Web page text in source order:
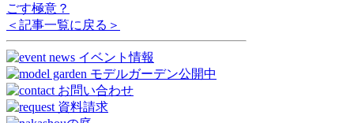
ごす極意？
＜記事一覧に戻る＞